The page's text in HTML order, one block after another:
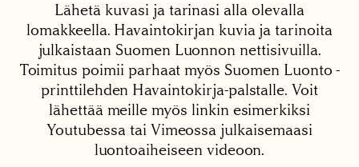
Lähetä kuvasi ja tarinasi alla olevalla
lomakkeella. Havaintokirjan kuvia ja tarinoita
julkaistaan Suomen Luonnon nettisivuilla.
Toimitus poimii parhaat myös Suomen Luonto -
printtilehden Havaintokirja-palstalle. Voit
lähettää meille myös linkin esimerkiksi
Youtubessa tai Vimeossa julkaisemaasi
luontoaiheiseen videoon.